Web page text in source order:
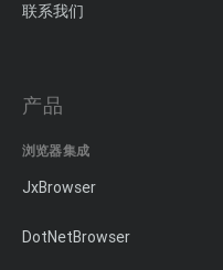
联系我们
产品
浏览器集成
JxBrowser
DotNetBrowser